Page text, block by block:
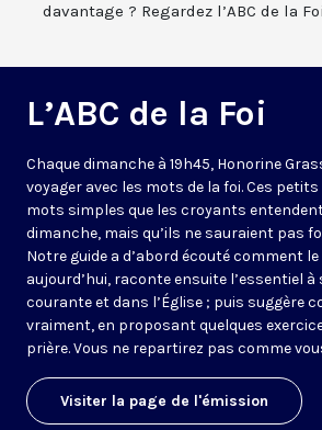
davantage ? Regardez l’ABC de la
L’ABC de la Foi
Chaque dimanche à 19h45, Honorine
voyager avec les mots de la foi. Ces
mots simples que les croyants
dimanche, mais qu’ils ne sauraient pas
Notre guide a d’abord écouté comment
aujourd’hui, raconte ensuite l’essentiel à
courante et dans l’Église ; puis suggère
vraiment, en proposant quelques
prière. Vous ne repartirez pas comme
Visiter la page de l'émission